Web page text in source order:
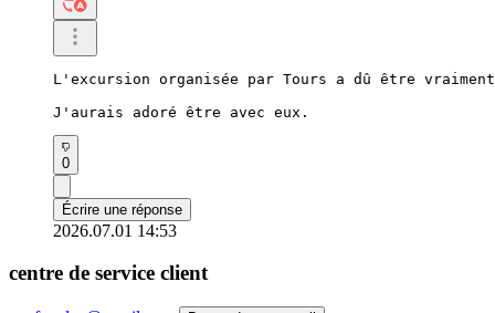
L'excursion organisée par Tours a dû être
J'aurais adoré être avec eux.
0
Écrire une réponse
2026.07.01 14:53
centre de service client